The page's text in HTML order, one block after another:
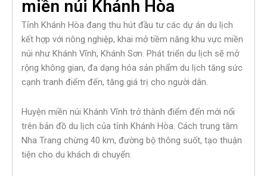
miền núi Khánh Hòa
Tỉnh Khánh Hòa đang thu hút đầu tư các dự án du lịch
kết hợp với nông nghiệp, khai mở tiềm năng khu vực miền
núi như Khánh Vĩnh, Khánh Sơn. Phát triển du lịch sẽ mở
rộng không gian, đa dạng hóa sản phẩm du lịch tăng sức
cạnh tranh điểm đến, tăng giá trị cho người dân.
Huyện miền núi Khánh Vĩnh trở thành điểm đến mới nổi
trên bản đồ du lịch của tỉnh Khánh Hòa. Cách trung tâm
Nha Trang chừng 40 km, đường bộ thông suốt, tạo thuận
tiện cho du khách di chuyển.